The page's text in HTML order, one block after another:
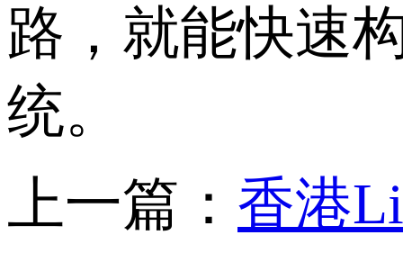
路，就能快速
统。
上一篇： 香港